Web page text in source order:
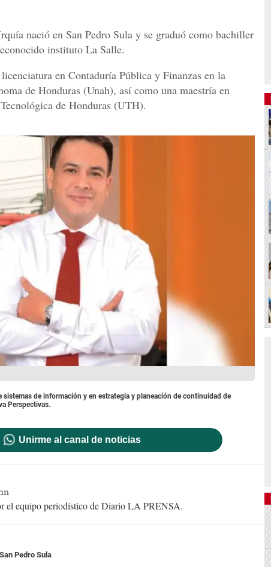
nació en San Pedro Sula y se graduó como bachiller
instituto La Salle.
en Contaduría Pública y Finanzas en la
de Honduras (Unah), así como una maestría en
de Honduras (UTH).
sistemas de información y en estrategia y planeación de continuidad de
Perspectivas.
Unirme al canal de noticias
el equipo periodístico de Diario LA PRENSA.
San Pedro Sula